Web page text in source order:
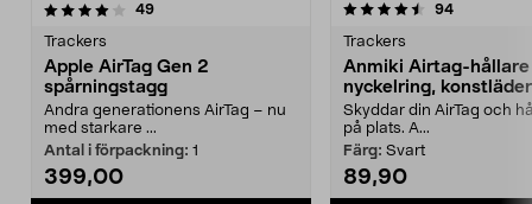
49recensioner
Trackers
Apple AirTag Gen 2
spårningstagg
Andra generationens AirTag – nu
med starkare ...
Antal i förpackning: 1
399,00
4.5 av 5 stjärnor 94recensioner
Trackers
Anmiki Airtag-hållare
nyckelring, konstläder
Skyddar din AirTag och
på plats. A...
Färg: Svart
89,90
4.0 av 5 stjärnor